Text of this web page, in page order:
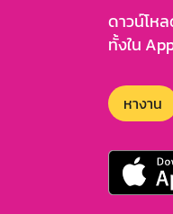
ดาวน์โห
ทั้งใน
หางาน